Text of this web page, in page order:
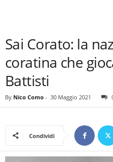
Sai Corato: la
coratina che
Battisti
By Nico Como - 30 Maggio 2021
Condividi